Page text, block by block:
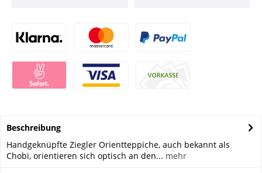
Beschreibung
Handgeknüpfte Ziegler Orientteppiche, auch bekannt als
Chobi, orientieren sich optisch an den... mehr